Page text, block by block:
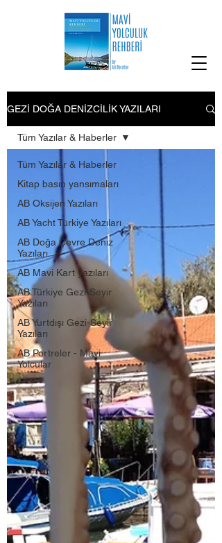
GEZİ DOĞA DENİZCİLİK YAZILARI
Tüm Yazılar & Haberler
Kitap basın yansımaları
AB Oksijen Yazıları
AB Yacht Türkiye Yazıları
AB Doğa Çevre Deniz
Yazıları
AB Mavi Kart yazıları
AB Türkiye Gezi-Seyir
Yazıları
AB Yurtdışı Gezi-Seyir
Yazıları
AB Portreler - Mavi
Yolcular
Tüm Yazılar & Haberler